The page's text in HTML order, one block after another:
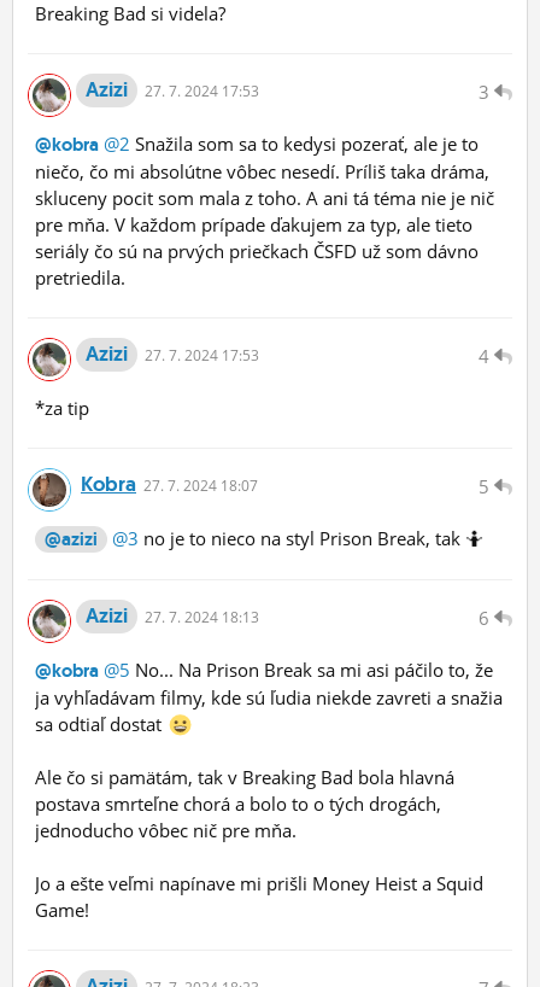
Breaking Bad si videla?
3
Azizi 27. 7. 2024 17:53
@kobra @2 Snažila som sa to kedysi pozerať, ale je to
niečo, čo mi absolútne vôbec nesedí. Príliš taka dráma,
skluceny pocit som mala z toho. A ani tá téma nie je nič
pre mňa. V každom prípade ďakujem za typ, ale tieto
seriály čo sú na prvých priečkach ČSFD už som dávno
pretriedila.
4
Azizi 27. 7. 2024 17:53
*za tip
5
Kobra 27. 7. 2024 18:07
@azizi @3 no je to nieco na styl Prison Break, tak 🤷
6
Azizi 27. 7. 2024 18:13
@kobra @5 No... Na Prison Break sa mi asi páčilo to, že
ja vyhľadávam filmy, kde sú ľudia niekde zavreti a snažia
sa odtiaľ dostat
Ale čo si pamätám, tak v Breaking Bad bola hlavná
postava smrteľne chorá a bolo to o tých drogách,
jednoducho vôbec nič pre mňa.
Jo a ešte veľmi napínave mi prišli Money Heist a Squid
Game!